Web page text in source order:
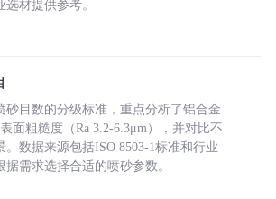
材提供参考。
砂目数的分级标准，重点分析了铝合金
面粗糙度（Ra 3.2-6.3μm），并对比不
。数据来源包括ISO 8503-1标准和行业
据需求选择合适的喷砂参数。